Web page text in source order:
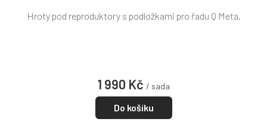
1 990 Kč / sada
Do košíku
Hroty pod reproduktory s podložkami pro řadu Q Meta.